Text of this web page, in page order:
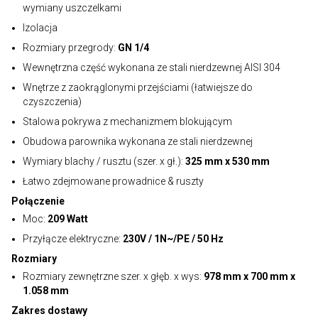
wymiany uszczelkami
Izolacja
Rozmiary przegrody: GN 1/4
Wewnętrzna część wykonana ze stali nierdzewnej AISI 304
Wnętrze z zaokrąglonymi przejściami (łatwiejsze do
czyszczenia)
Stalowa pokrywa z mechanizmem blokującym
Obudowa parownika wykonana ze stali nierdzewnej
Wymiary blachy / rusztu (szer. x gł.): 325 mm x 530 mm
Łatwo zdejmowane prowadnice & ruszty
Połączenie
Moc: 209 Watt
Przyłącze elektryczne: 230V / 1N~/PE / 50 Hz
Rozmiary
Rozmiary zewnętrzne szer. x głęb. x wys: 978 mm x 700 mm x
1.058 mm
Zakres dostawy